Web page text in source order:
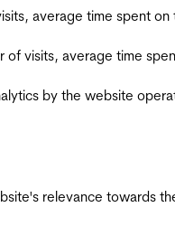
average time spent
visits, average time
by the website
relevance towards